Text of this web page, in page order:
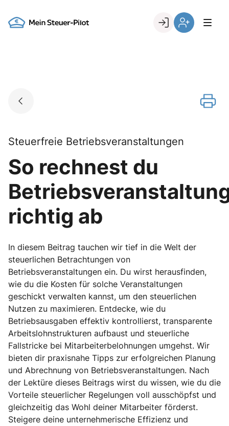
content
Go to landing page.
Steuerfreie Betriebsveranstaltungen
So rechnest du
richtig ab
In diesem Beitrag tauchen wir tief in die Welt der
steuerlichen Betrachtungen von
Betriebsveranstaltungen ein. Du wirst herausfinden,
wie du die Kosten für solche Veranstaltungen
geschickt verwalten kannst, um den steuerlichen
Nutzen zu maximieren. Entdecke, wie du
Betriebsausgaben effektiv kontrollierst, transparente
Arbeitslohnstrukturen aufbaust und steuerliche
Fallstricke bei Mitarbeiterbelohnungen umgehst. Wir
bieten dir praxisnahe Tipps zur erfolgreichen Planung
und Abrechnung von Betriebsveranstaltungen. Nach
der Lektüre dieses Beitrags wirst du wissen, wie du die
Vorteile steuerlicher Regelungen voll ausschöpfst und
gleichzeitig das Wohl deiner Mitarbeiter förderst.
Steigere deine unternehmerische Effizienz und